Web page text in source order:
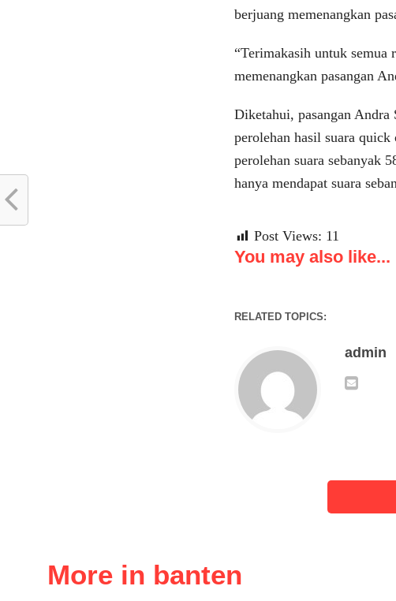
berjuang memenangkan
“Terimakasih untuk semua
memenangkan pasangan
Diketahui, pasangan
perolehan hasil suara quick
perolehan suara sebanyak
hanya mendapat suara
Post Views: 11
You may also like...
RELATED TOPICS:
admin
More in banten